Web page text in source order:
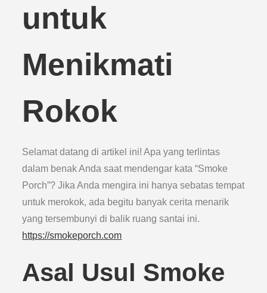
untuk
Menikmati
Rokok
Selamat datang di artikel ini! Apa yang terlintas
dalam benak Anda saat mendengar kata “Smoke
Porch”? Jika Anda mengira ini hanya sebatas tempat
untuk merokok, ada begitu banyak cerita menarik
yang tersembunyi di balik ruang santai ini.
https://smokeporch.com
Asal Usul Smoke